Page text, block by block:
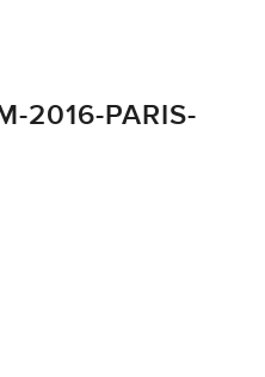
2016-PARIS-